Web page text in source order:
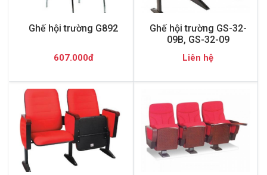
Ghế hội trường G892
607.000đ
Ghế hội trường GS-32-
09B, GS-32-09
Liên hệ